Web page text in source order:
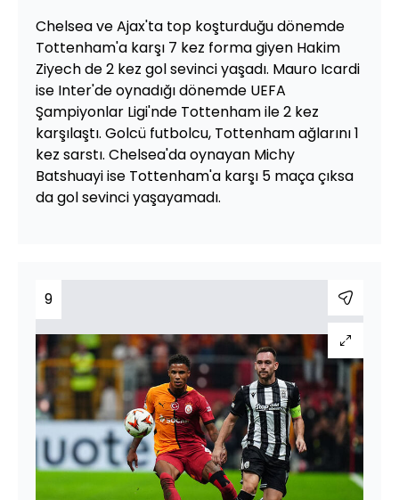
Chelsea ve Ajax'ta top koşturduğu dönemde
Tottenham'a karşı 7 kez forma giyen Hakim
Ziyech de 2 kez gol sevinci yaşadı. Mauro Icardi
ise Inter'de oynadığı dönemde UEFA
Şampiyonlar Ligi'nde Tottenham ile 2 kez
karşılaştı. Golcü futbolcu, Tottenham ağlarını 1
kez sarstı. Chelsea'da oynayan Michy
Batshuayi ise Tottenham'a karşı 5 maça çıksa
da gol sevinci yaşayamadı.
9